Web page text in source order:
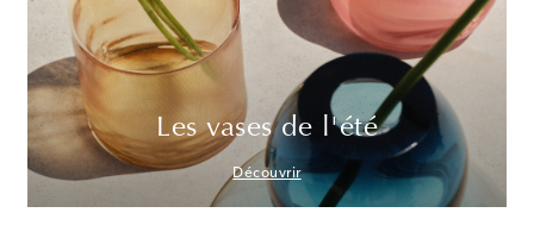
Les vases de l'été
Découvrir